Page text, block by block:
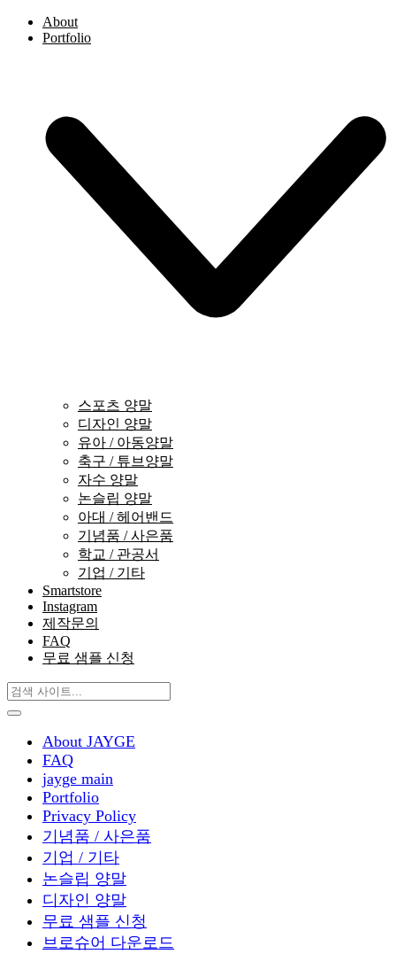
About
Portfolio
스포츠 양말
디자인 양말
유아 / 아동양말
축구 / 튜브양말
자수 양말
논슬립 양말
아대 / 헤어밴드
기념품 / 사은품
학교 / 관공서
기업 / 기타
Smartstore
Instagram
제작문의
FAQ
무료 샘플 신청
About JAYGE
FAQ
jayge main
Portfolio
Privacy Policy
기념품 / 사은품
기업 / 기타
논슬립 양말
디자인 양말
무료 샘플 신청
브로슈어 다운로드